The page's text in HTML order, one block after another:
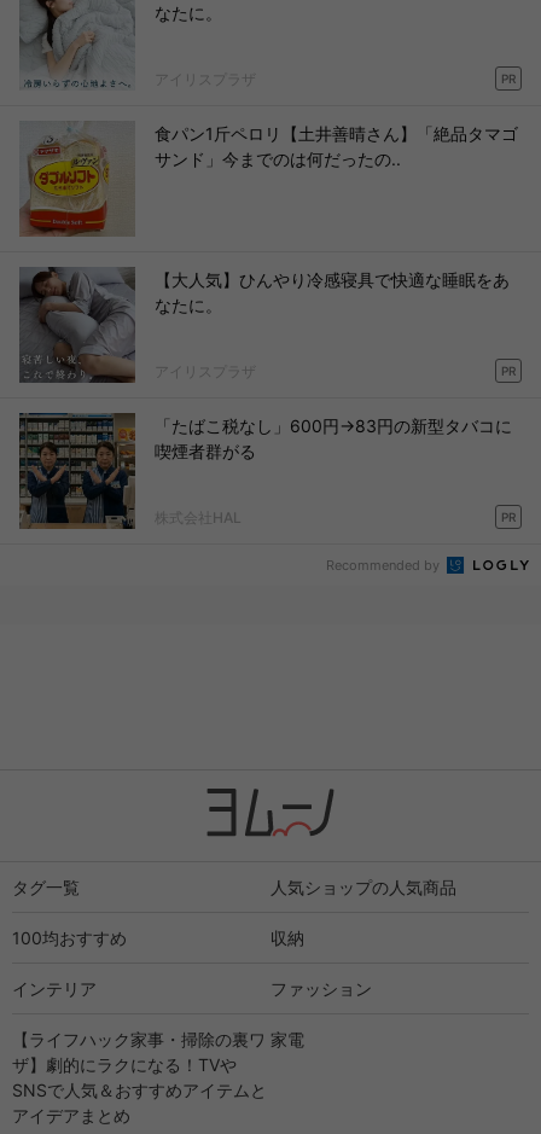
なたに。
アイリスプラザ PR
食パン1斤ペロリ【土井善晴さん】「絶品タマゴ
サンド」今までのは何だったの..
【大人気】ひんやり冷感寝具で快適な睡眠をあ
なたに。
アイリスプラザ PR
「たばこ税なし」600円→83円の新型タバコに
喫煙者群がる
株式会社HAL PR
Recommended by
タグ一覧 人気ショップの人気商品
100均おすすめ 収納
インテリア ファッション
【ライフハック家事・掃除の裏ワ
ザ】劇的にラクになる！TVや
SNSで人気＆おすすめアイテムと
アイデアまとめ
家電